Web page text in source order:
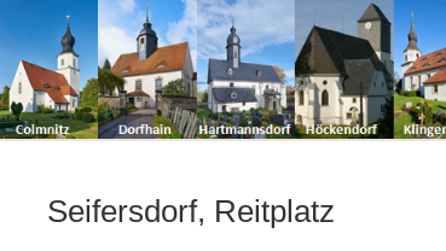
Seifersdorf, Reitplatz